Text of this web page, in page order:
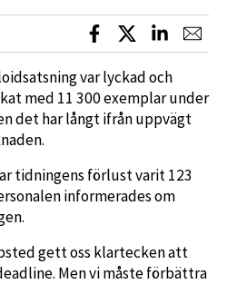
Dela på Facebook
Dela på XDela på
var lyckad och
med 11 300 exemplar under
det har långt ifrån uppvägt
tidningens förlust varit 123
informerades om
gett oss klartecken att
Men vi måste förbättra